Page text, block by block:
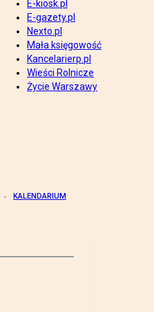
E-kiosk.pl
E-gazety.pl
Nexto.pl
Mała księgowość
Kancelarierp.pl
Wieści Rolnicze
Życie Warszawy
KALENDARIUM